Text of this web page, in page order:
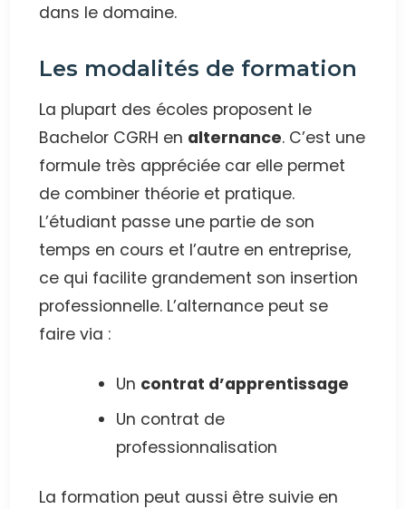
dans le domaine.
Les modalités de formation
La plupart des écoles proposent le
Bachelor CGRH en alternance. C’est une
formule très appréciée car elle permet
de combiner théorie et pratique.
L’étudiant passe une partie de son
temps en cours et l’autre en entreprise,
ce qui facilite grandement son insertion
professionnelle. L’alternance peut se
faire via :
Un contrat d’apprentissage
Un contrat de
professionnalisation
La formation peut aussi être suivie en